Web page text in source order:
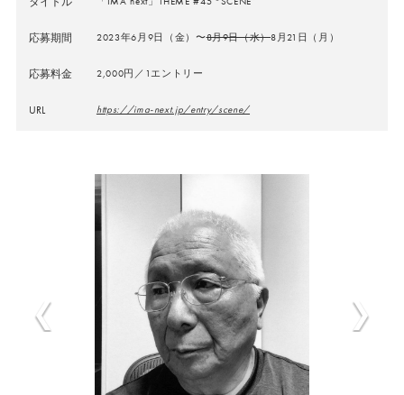
応募期間 2023年6月9日（金）〜8月9日（水）8月21日（月）
応募料金 2,000円／1エントリー
URL https://ima-next.jp/entry/scene/